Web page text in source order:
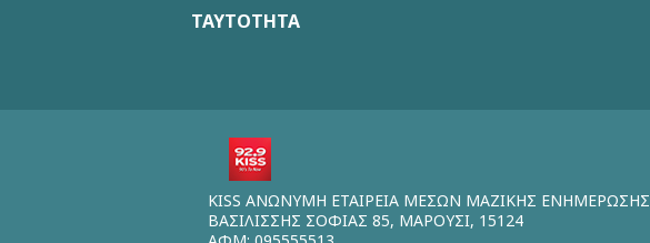
ΤΑΥΤΟΤΗΤΑ
KISS ΑΝΩΝΥΜΗ ΕΤΑΙΡΕΙΑ ΜΕΣΩΝ ΜΑΖΙΚΗΣ ΕΝΗΜΕΡΩΣΗΣ
ΒΑΣΙΛΙΣΣΗΣ ΣΟΦΙΑΣ 85, ΜΑΡΟΥΣΙ, 15124